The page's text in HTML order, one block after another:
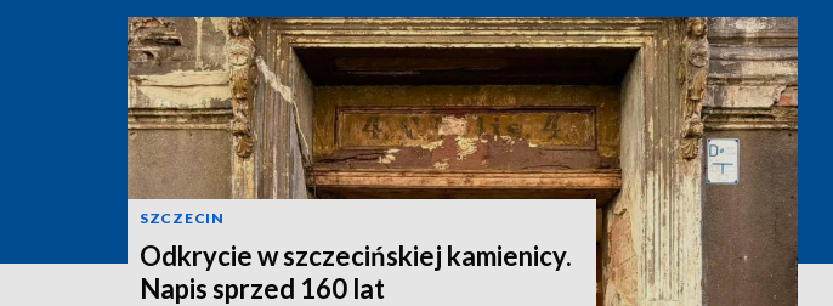
SZCZECIN
Odkrycie w szczecińskiej kamienicy.
Napis sprzed 160 lat